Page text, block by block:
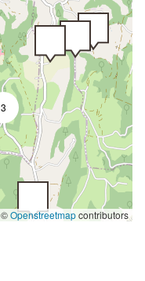
3
©Openstreetmapcontributors